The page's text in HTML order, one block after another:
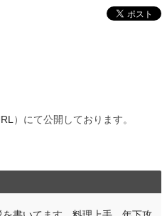
）にて公開しております。